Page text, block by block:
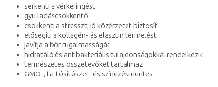
serkenti a vérkeringést
gyulladáscsökkentő
csökkenti a stresszt, jó közérzetet biztosít
elősegíti a kollagén- és elasztin termelést
javítja a bőr rugalmasságát
hidratáló és antibakteriális tulajdonságokkal rendelkezik
természetes összetevőket tartalmaz
GMO-, tartósítószer- és színezékmentes